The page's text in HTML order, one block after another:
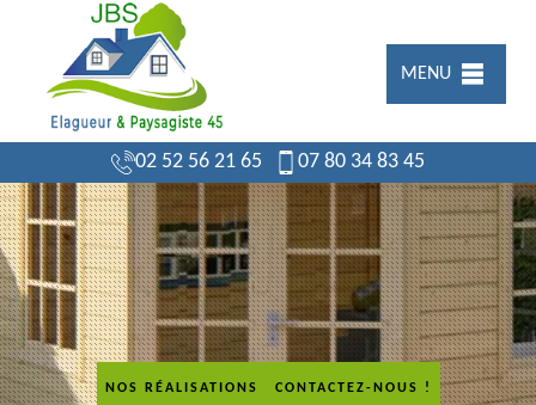
MENU
02 52 56 21 65 07 80 34 83 45
NOS RÉALISATIONS CONTACTEZ-NOUS !